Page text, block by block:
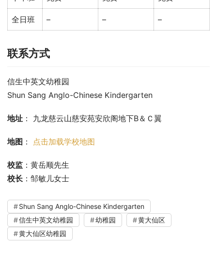
全日班 – – –
联系方式
信生中英文幼稚园
Shun Sang Anglo-Chinese Kindergarten
地址 ： 九龙慈云山慈安苑安欣阁地下B＆Ｃ翼
地图 ： 点击加载学校地图
校监 ：黄岳顺先生
校长 ：邹敏儿女士
Shun Sang Anglo-Chinese Kindergarten
信生中英文幼稚园
幼稚园
黄大仙区
黄大仙区幼稚园